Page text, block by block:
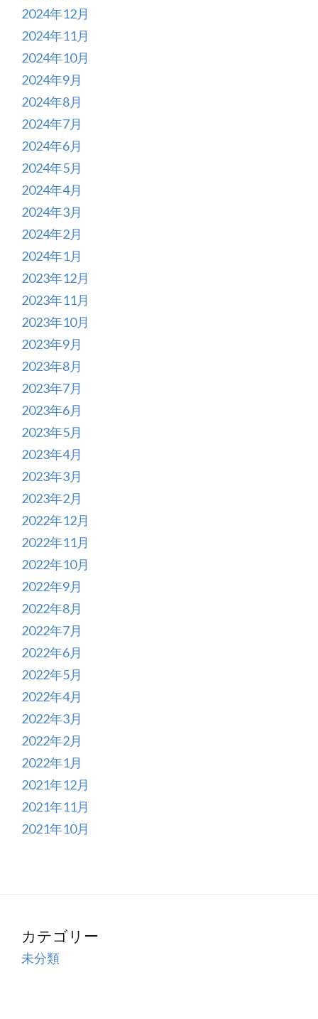
2024年12月
2024年11月
2024年10月
2024年9月
2024年8月
2024年7月
2024年6月
2024年5月
2024年4月
2024年3月
2024年2月
2024年1月
2023年12月
2023年11月
2023年10月
2023年9月
2023年8月
2023年7月
2023年6月
2023年5月
2023年4月
2023年3月
2023年2月
2022年12月
2022年11月
2022年10月
2022年9月
2022年8月
2022年7月
2022年6月
2022年5月
2022年4月
2022年3月
2022年2月
2022年1月
2021年12月
2021年11月
2021年10月
カテゴリー
未分類